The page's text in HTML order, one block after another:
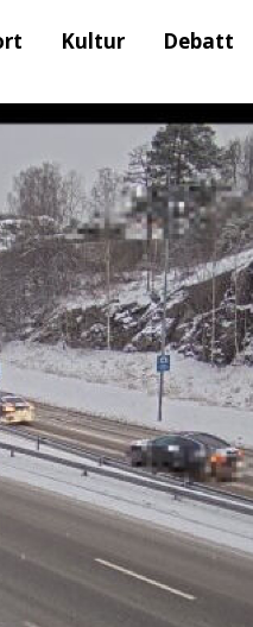
Kultur Debatt